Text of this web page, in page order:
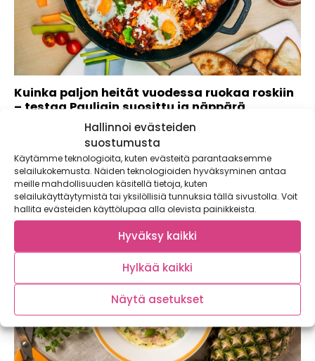
Hallinnoi evästeiden
suostumusta
Käytämme teknologioita, kuten evästeitä parantaaksemme
selailukokemusta. Näiden teknologioiden hyväksyminen antaa
meille mahdollisuuden käsitellä tietoja, kuten
selailukäyttäytymistä tai yksilöllisiä tunnuksia tällä sivustolla. Voit
hallita evästeiden käyttölupaa alla olevista painikkeista.
Hyväksy kaikki
Hylkää kaikki
Näytä asetukset
Kuinka paljon heität vuodessa ruokaa roskiin
– testaa Pauligin suosittu ja näppärä
ruokahävikkilaskuri
Kaupallinen yhteistyö: Paulig Tiesitkö, että
keskivertosuomalainen heittää jopa 25 kiloa vuodessa
ruokaa roskiin?...